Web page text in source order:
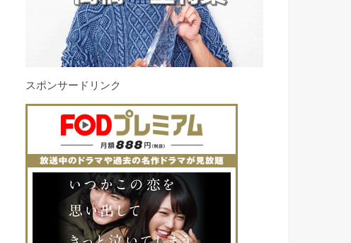
スポンサードリンク